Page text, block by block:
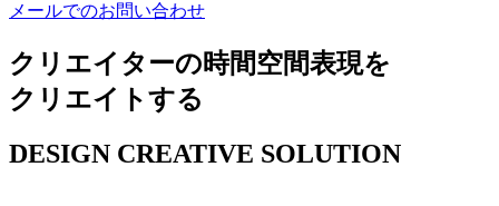
メールでのお問い合わせ
クリエイターの時間空間表現を
クリエイトする
DESIGN CREATIVE SOLUTION